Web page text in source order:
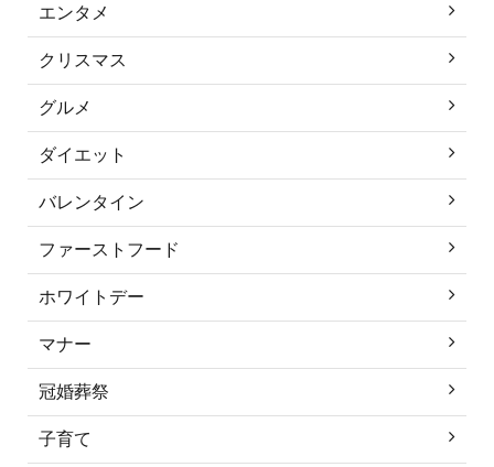
エンタメ
クリスマス
グルメ
ダイエット
バレンタイン
ファーストフード
ホワイトデー
マナー
冠婚葬祭
子育て